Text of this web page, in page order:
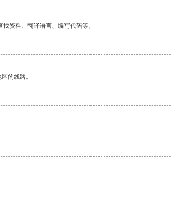
资料、翻译语言、编写代码等。
的线路。